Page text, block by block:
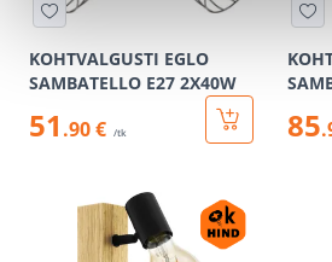
KOHTVALGUSTI EGLO
SAMBATELLO E27 2X40W
51 .90 € /tk 85